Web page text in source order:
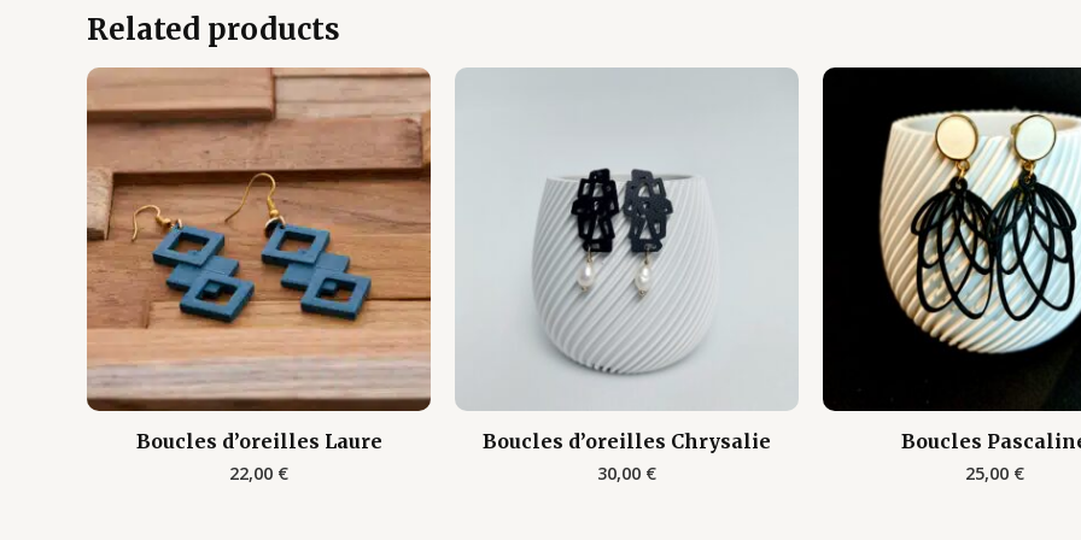
Related products
Boucles d’oreilles Laure
22,00 €
Boucles d’oreilles Chrysalie
30,00 €
Boucles
25,00 €